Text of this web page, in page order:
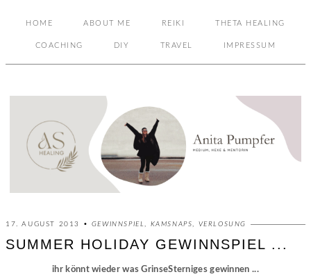
HOME ABOUT ME REIKI THETA HEALING
COACHING DIY TRAVEL IMPRESSUM
17. AUGUST 2013 • GEWINNSPIEL KAMSNAPS VERLOSUNG
SUMMER HOLIDAY GEWINNSPIEL ...
ihr könnt wieder was GrinseSterniges gewinnen ...